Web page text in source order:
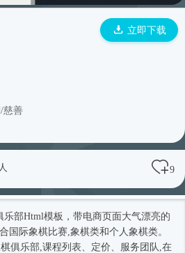
立即下载
慈善
9
乐部Html模板 ，带电商页面大气漂亮的
合国际象棋比赛,象棋类和个人象棋类。
俱乐部,课程列表、定价、服务团队,在